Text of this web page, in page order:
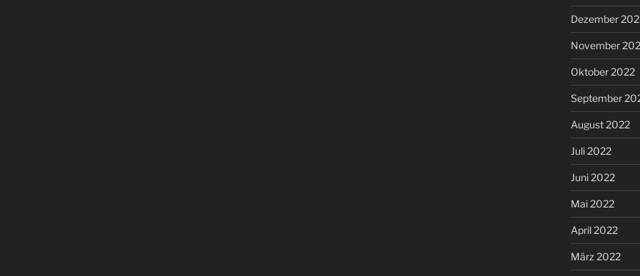
Dezember
November
Oktober 2022
September
August 2022
Juli 2022
Juni 2022
Mai 2022
April 2022
März 2022